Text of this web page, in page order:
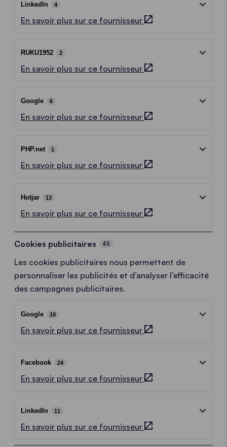
LinkedIn 4
En savoir plus sur ce fournisseur
RUKU1952 2
En savoir plus sur ce fournisseur
Google 6
En savoir plus sur ce fournisseur
PHP.net 1
En savoir plus sur ce fournisseur
Hotjar 13
En savoir plus sur ce fournisseur
Cookies publicitaires 45
Les cookies publicitaires nous permettent de
personnaliser les publicités et d’analyser l’efficacité
des campagnes publicitaires.
Google 10
En savoir plus sur ce fournisseur
Facebook 24
En savoir plus sur ce fournisseur
LinkedIn 11
En savoir plus sur ce fournisseur